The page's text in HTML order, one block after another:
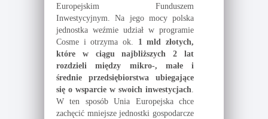
Europejskim Funduszem
Inwestycyjnym. Na jego mocy polska
jednostka weźmie udział w programie
Cosme i otrzyma ok. 1 mld złotych,
które w ciągu najbliższych 2 lat
rozdzieli między mikro-, małe i
średnie przedsiębiorstwa ubiegające
się o wsparcie w swoich inwestycjach.
W ten sposób Unia Europejska chce
zachęcić mniejsze jednostki gospodarcze